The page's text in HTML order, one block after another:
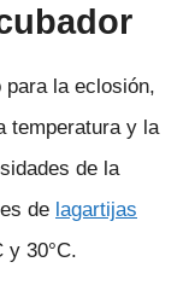
para la eclosión,
temperatura y la
de la
de lagartijas
y 30°C.